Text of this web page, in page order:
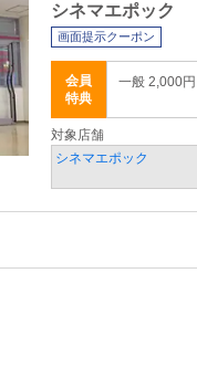
シネマエポック
画面提示クーポン
会員
特典
一般 2,000
対象店舗
シネマエポック